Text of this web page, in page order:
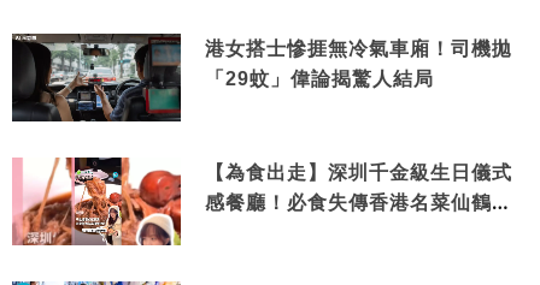
港女搭士慘捱無冷氣車廂！司機拋
「29蚊」偉論揭驚人結局
【為食出走】深圳千金級生日儀式
感餐廳！必食失傳香港名菜仙鶴神